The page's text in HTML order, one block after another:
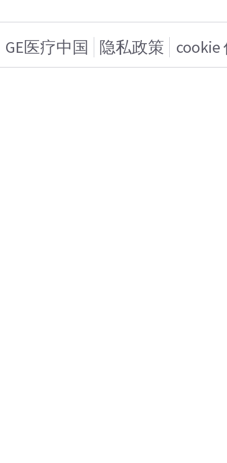
GE医疗中国 隐私政策 cookie